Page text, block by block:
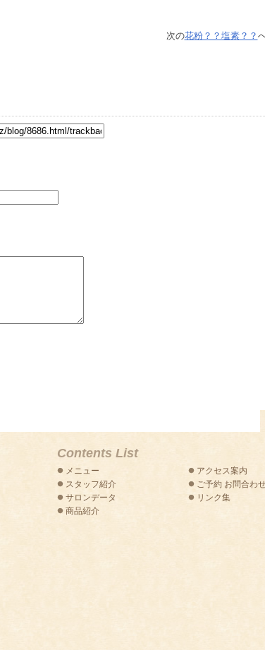
次の花粉？？塩素？？
Contents List
メニュー
スタッフ紹介
サロンデータ
商品紹介
アクセス案内
ご予約 お問合わ
リンク集